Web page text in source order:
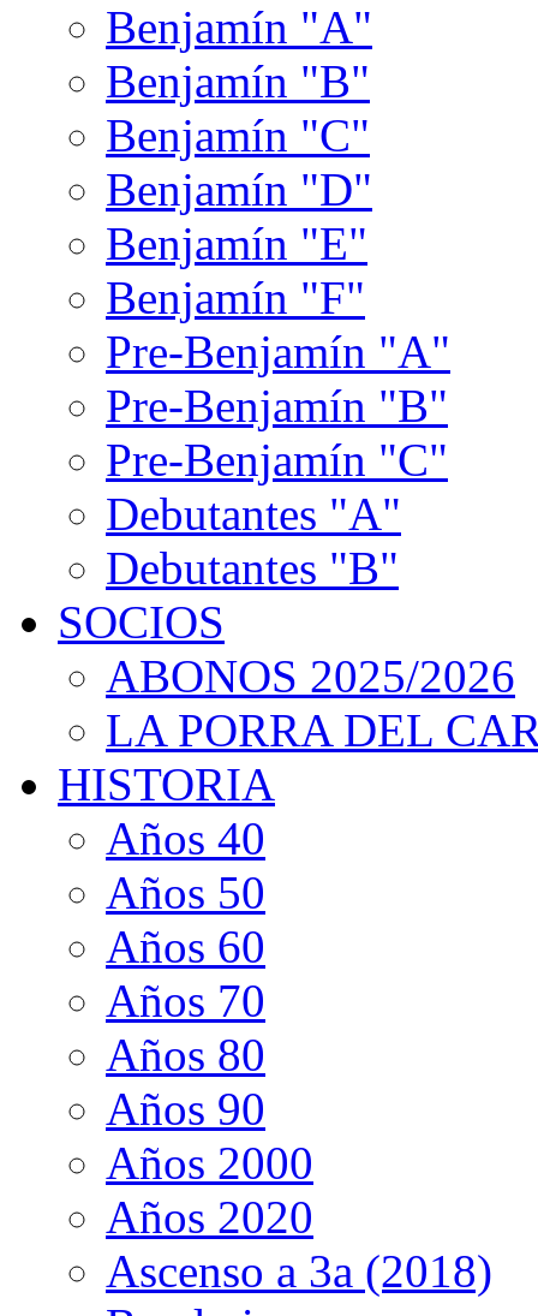
Benjamín "A"
Benjamín "B"
Benjamín "C"
Benjamín "D"
Benjamín "E"
Benjamín "F"
Pre-Benjamín "A"
Pre-Benjamín "B"
Pre-Benjamín "C"
Debutantes "A"
Debutantes "B"
SOCIOS
ABONOS 2025/2026
LA PORRA DEL
HISTORIA
Años 40
Años 50
Años 60
Años 70
Años 80
Años 90
Años 2000
Años 2020
Ascenso a 3a (2018)